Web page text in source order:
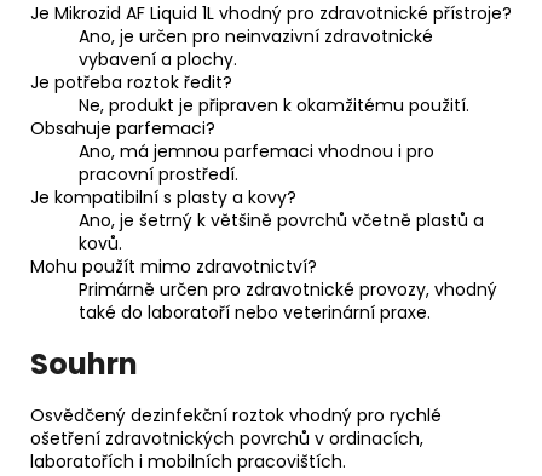
Je Mikrozid AF Liquid 1L vhodný pro zdravotnické přístroje?
Ano, je určen pro neinvazivní zdravotnické
vybavení a plochy.
Je potřeba roztok ředit?
Ne, produkt je připraven k okamžitému použití.
Obsahuje parfemaci?
Ano, má jemnou parfemaci vhodnou i pro
pracovní prostředí.
Je kompatibilní s plasty a kovy?
Ano, je šetrný k většině povrchů včetně plastů a
kovů.
Mohu použít mimo zdravotnictví?
Primárně určen pro zdravotnické provozy, vhodný
také do laboratoří nebo veterinární praxe.
Souhrn
Osvědčený dezinfekční roztok vhodný pro rychlé
ošetření zdravotnických povrchů v ordinacích,
laboratořích i mobilních pracovištích.